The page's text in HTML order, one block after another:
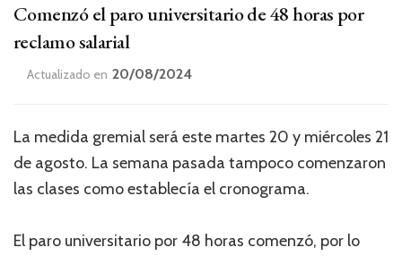
Comenzó el paro universitario de 48 horas por
reclamo salarial
Actualizado en 20/08/2024
La medida gremial será este martes 20 y miércoles 21
de agosto. La semana pasada tampoco comenzaron
las clases como establecía el cronograma.
El paro universitario por 48 horas comenzó, por lo